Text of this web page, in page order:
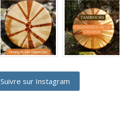
Suivre sur Instagram